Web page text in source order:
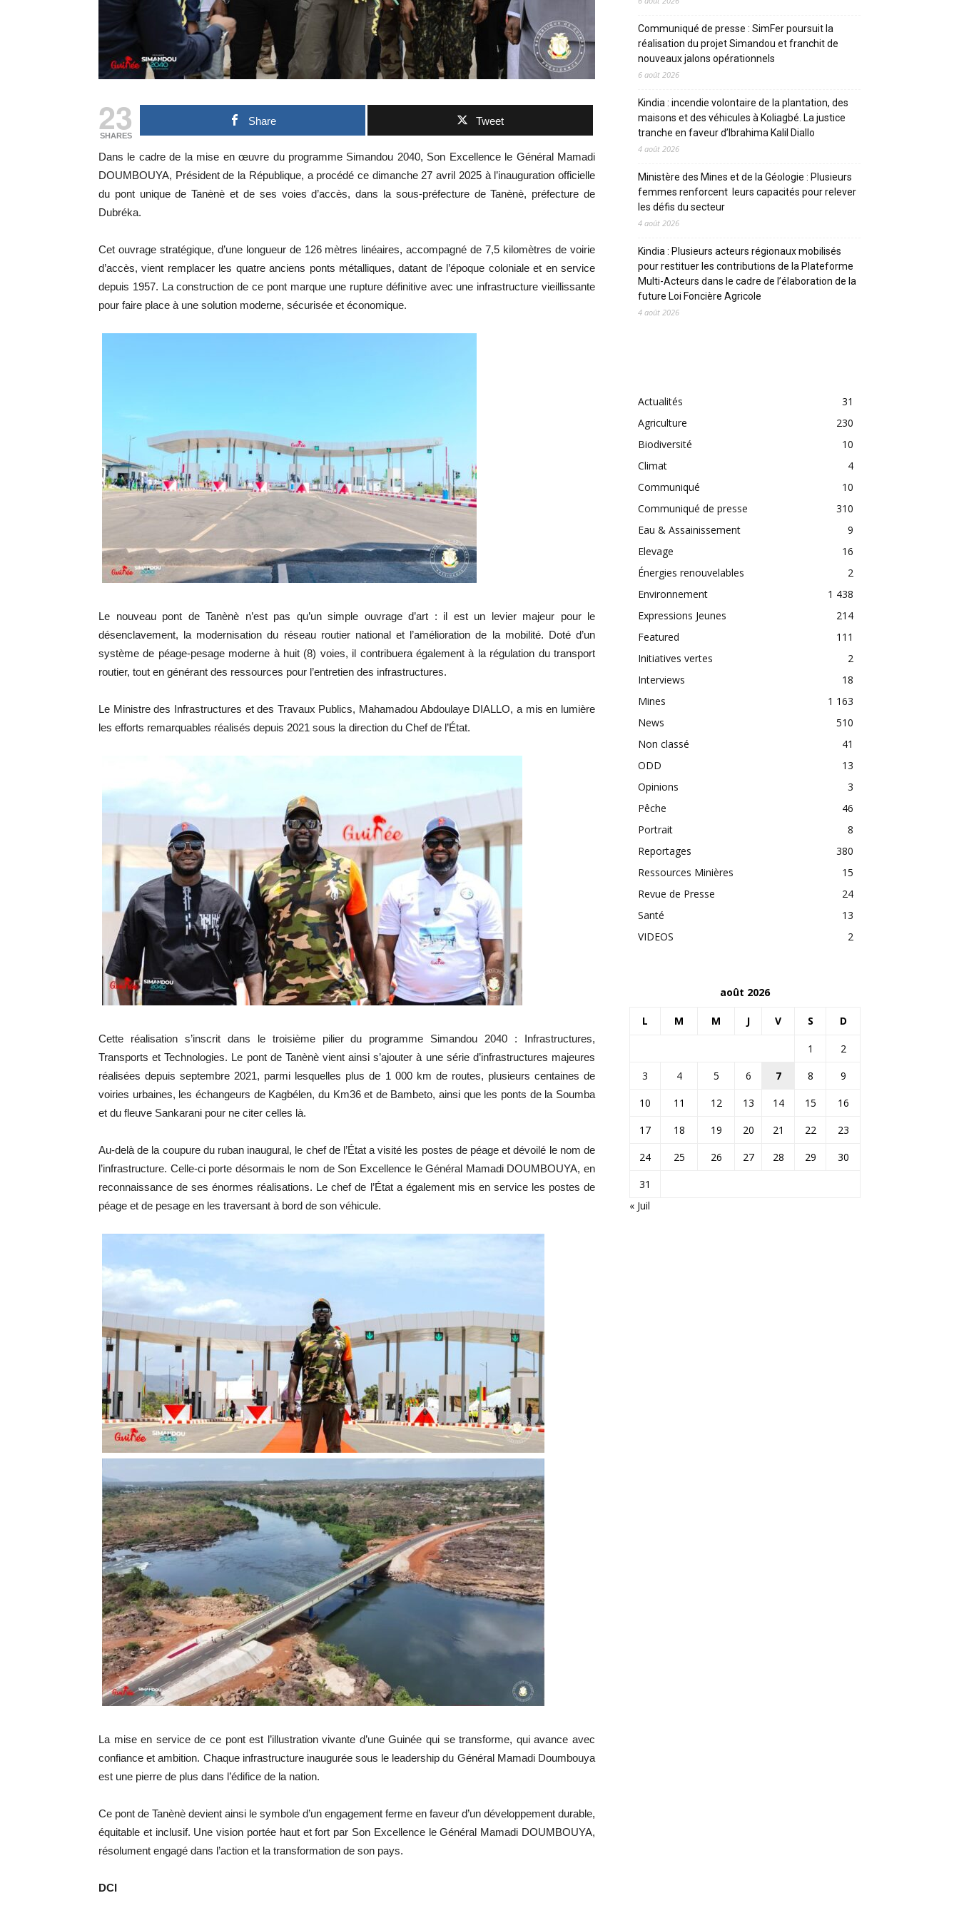
23
SHARES
Share Tweet
Dans le cadre de la mise en œuvre du programme Simandou 2040, Son Excellence le Général Mamadi
DOUMBOUYA, Président de la République, a procédé ce dimanche 27 avril 2025 à l’inauguration officielle
du pont unique de Tanènè et de ses voies d’accès, dans la sous-préfecture de Tanènè, préfecture de
Dubréka.
Cet ouvrage stratégique, d’une longueur de 126 mètres linéaires, accompagné de 7,5 kilomètres de voirie
d’accès, vient remplacer les quatre anciens ponts métalliques, datant de l’époque coloniale et en service
depuis 1957. La construction de ce pont marque une rupture définitive avec une infrastructure vieillissante
pour faire place à une solution moderne, sécurisée et économique.
Le nouveau pont de Tanènè n’est pas qu’un simple ouvrage d’art : il est un levier majeur pour le
désenclavement, la modernisation du réseau routier national et l’amélioration de la mobilité. Doté d’un
système de péage-pesage moderne à huit (8) voies, il contribuera également à la régulation du transport
routier, tout en générant des ressources pour l’entretien des infrastructures.
Le Ministre des Infrastructures et des Travaux Publics, Mahamadou Abdoulaye DIALLO, a mis en lumière
les efforts remarquables réalisés depuis 2021 sous la direction du Chef de l’État.
Cette réalisation s’inscrit dans le troisième pilier du programme Simandou 2040 : Infrastructures,
Transports et Technologies. Le pont de Tanènè vient ainsi s’ajouter à une série d’infrastructures majeures
réalisées depuis septembre 2021, parmi lesquelles plus de 1 000 km de routes, plusieurs centaines de
voiries urbaines, les échangeurs de Kagbélen, du Km36 et de Bambeto, ainsi que les ponts de la Soumba
et du fleuve Sankarani pour ne citer celles là.
Au-delà de la coupure du ruban inaugural, le chef de l’État a visité les postes de péage et dévoilé le nom de
l’infrastructure. Celle-ci porte désormais le nom de Son Excellence le Général Mamadi DOUMBOUYA, en
reconnaissance de ses énormes réalisations. Le chef de l’État a également mis en service les postes de
péage et de pesage en les traversant à bord de son véhicule.
La mise en service de ce pont est l’illustration vivante d’une Guinée qui se transforme, qui avance avec
confiance et ambition. Chaque infrastructure inaugurée sous le leadership du Général Mamadi Doumbouya
est une pierre de plus dans l’édifice de la nation.
Ce pont de Tanènè devient ainsi le symbole d’un engagement ferme en faveur d’un développement durable,
équitable et inclusif. Une vision portée haut et fort par Son Excellence le Général Mamadi DOUMBOUYA,
résolument engagé dans l’action et la transformation de son pays.
DCI
Communiqué de presse : SimFer poursuit la
réalisation du projet Simandou et franchit de
nouveaux jalons opérationnels
6 août 2026
Kindia : incendie volontaire de la plantation, des
maisons et des véhicules à Koliagbé. La justice
tranche en faveur d’Ibrahima Kalil Diallo
4 août 2026
Ministère des Mines et de la Géologie : Plusieurs
femmes renforcent leurs capacités pour relever
les défis du secteur
4 août 2026
Kindia : Plusieurs acteurs régionaux mobilisés
pour restituer les contributions de la Plateforme
Multi-Acteurs dans le cadre de l’élaboration de la
future Loi Foncière Agricole
4 août 2026
Actualités
31
Agriculture
230
Biodiversité
10
Climat
4
Communiqué
10
Communiqué de presse
310
Eau & Assainissement
9
Elevage
16
Énergies renouvelables
2
Environnement
1 438
Expressions Jeunes
214
Featured
111
Initiatives vertes
2
Interviews
18
Mines
1 163
News
510
Non classé
41
ODD
13
Opinions
3
Pêche
46
Portrait
8
Reportages
380
Ressources Minières
15
Revue de Presse
24
Santé
13
VIDEOS
2
août 2026
L M M J V S D
1
2
3
4 5 6 7 8
9
10
11 12 13 14 15
16
17
18 19 20 21 22
23
24
25 26 27 28 29
30
31
« Juil